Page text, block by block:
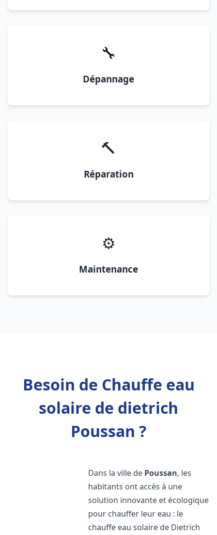
🔧
Dépannage
🔨
Réparation
⚙️
Maintenance
Besoin de Chauffe eau
solaire de dietrich
Poussan ?
Dans la ville de Poussan, les
habitants ont accès à une
solution innovante et écologique
pour chauffer leur eau : le
chauffe eau solaire de Dietrich